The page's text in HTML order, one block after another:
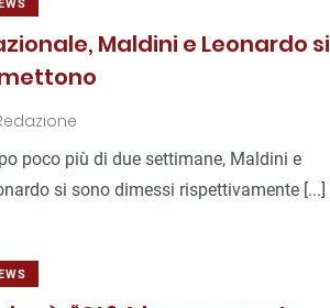
Maldini e Leonardo si
poco più di due settimane, Maldini e
si sono dimessi rispettivamente [...]